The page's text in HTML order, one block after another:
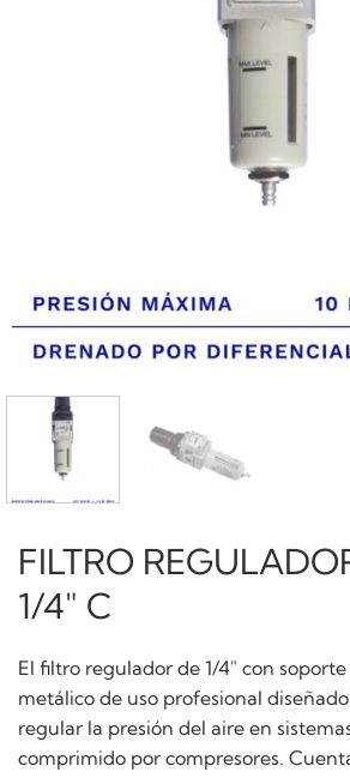
FILTRO
1/4″ C
El filtro regulador de 1/4″ con
metálico de uso profesional
regular la presión del aire en
comprimido por compresores.